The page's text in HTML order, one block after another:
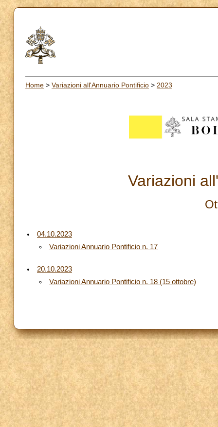
Home > Variazioni all'Annuario Pontificio > 2023
Variazioni
04.10.2023
Variazioni Annuario Pontificio n. 17
20.10.2023
Variazioni Annuario Pontificio n. 18 (15 ottobre)